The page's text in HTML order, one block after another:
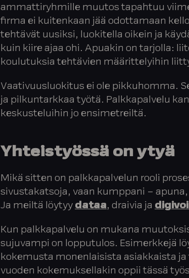
ammattiryhmille muutos tapahtuu
firma ei kuitenkaan jää odottamaan
tehtävät uusiksi, luokitella oikein ja
kuin kiire ajaa ohi. Apuakin on tarjolla:
koulutuksia tehtävien määrittelyihin
Vaativuusluokitus ei ole pikkuhomma.
ja pilkuntarkkaa työtä. Palkkapalvelu
keskusteluihin jo ensimetreiltä.
Yhteistyössä on ytyä
Mikä sitten on palkkapalvelun rooli
sivustakatsoja, vaan kumppani –
Ja meiltä löytyy dataa, draivia ja
Kun palkkapalvelu on mukana
sujuvampi on lopputulos. Esimerkkejä
kokemusta monenlaisista asiakkaista
vuoden kokemuksellakin oppii tässä